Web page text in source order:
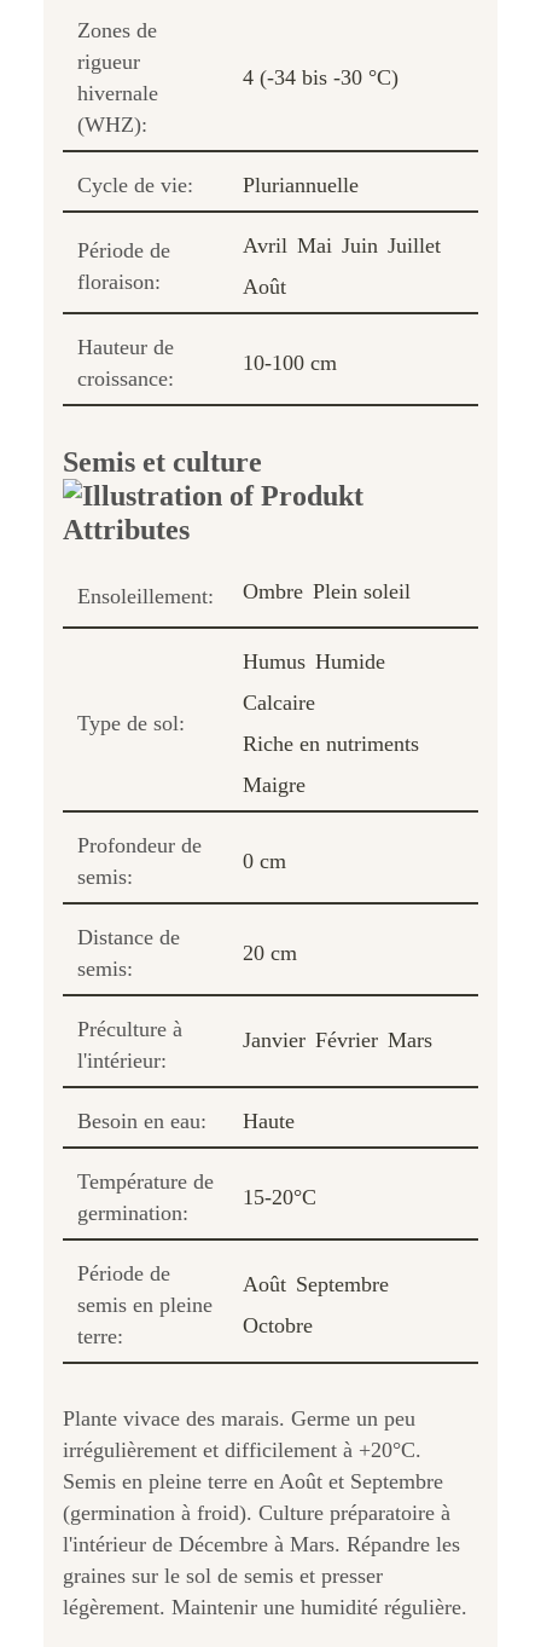
Zones de
rigueur
hivernale
(WHZ):
4 (-34 bis -30 °C)
Cycle de vie: Pluriannuelle
Période de
floraison:
Avril Mai Juin Juillet
Août
Hauteur de
croissance:
10-100 cm
Semis et culture
Ensoleillement: Ombre Plein soleil
Type de sol:
Humus Humide
Calcaire
Riche en nutriments
Maigre
Profondeur de
semis:
0 cm
Distance de
semis:
20 cm
Préculture à
l'intérieur:
Janvier Février Mars
Besoin en eau: Haute
Température de
germination:
15-20°C
Période de
semis en pleine
terre:
Août Septembre
Octobre
Plante vivace des marais. Germe un peu
irrégulièrement et difficilement à +20°C.
Semis en pleine terre en Août et Septembre
(germination à froid). Culture préparatoire à
l'intérieur de Décembre à Mars. Répandre les
graines sur le sol de semis et presser
légèrement. Maintenir une humidité régulière.